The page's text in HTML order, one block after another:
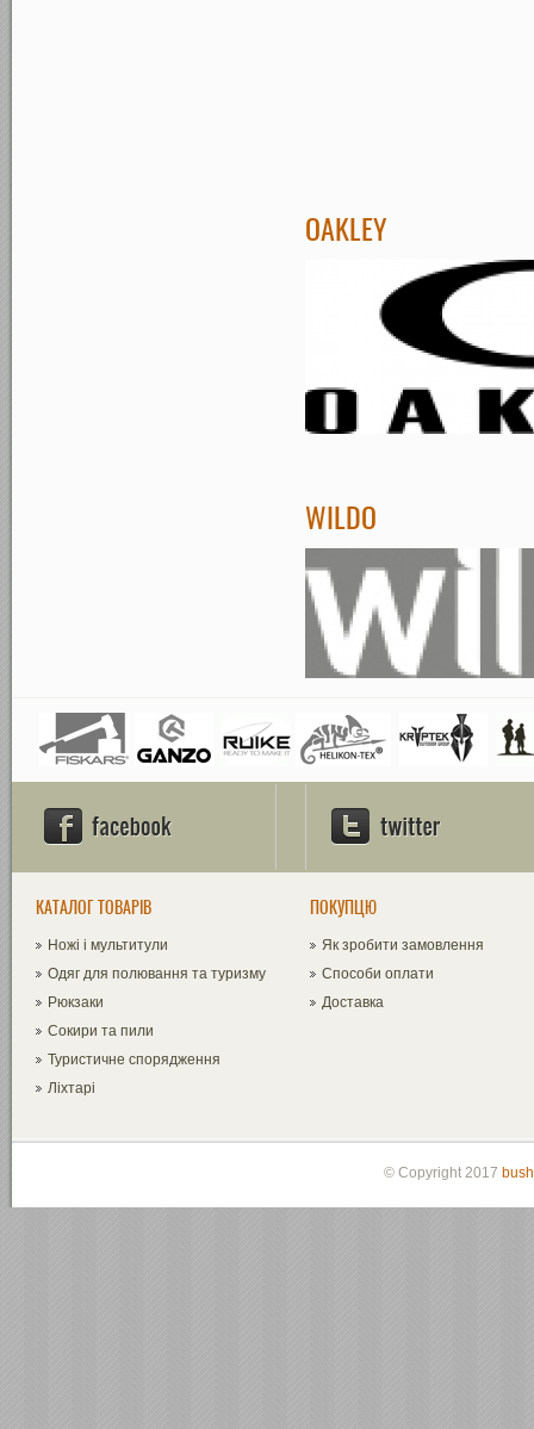
OAKLEY
WILDO
КАТАЛОГ ТОВАРІВ
Ножі і мультитули
Одяг для полювання та туризму
Рюкзаки
Сокири та пили
Туристичне спорядження
Ліхтарі
ПОКУПЦЮ
Як зробити замовлення
Способи оплати
Доставка
© Copyright 2017